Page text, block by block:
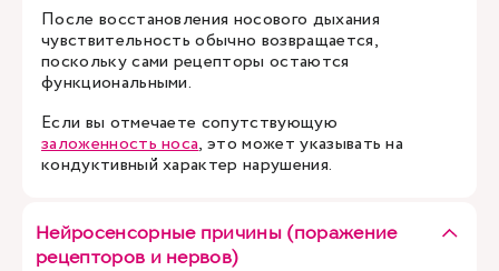
После восстановления носового дыхания
чувствительность обычно возвращается,
поскольку сами рецепторы остаются
функциональными.
Если вы отмечаете сопутствующую
заложенность носа, это может указывать на
кондуктивный характер нарушения.
Нейросенсорные причины (поражение
рецепторов и нервов)